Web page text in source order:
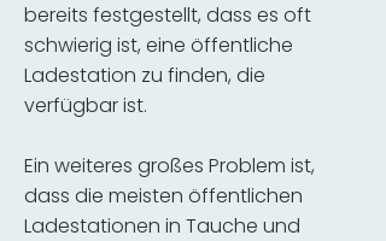
bereits festgestellt, dass es oft
schwierig ist, eine öffentliche
Ladestation zu finden, die
verfügbar ist.
Ein weiteres großes Problem ist,
dass die meisten öffentlichen
Ladestationen in Tauche und